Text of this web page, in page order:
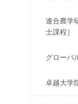
連合農学
士課程］
グローバ
卓越大学